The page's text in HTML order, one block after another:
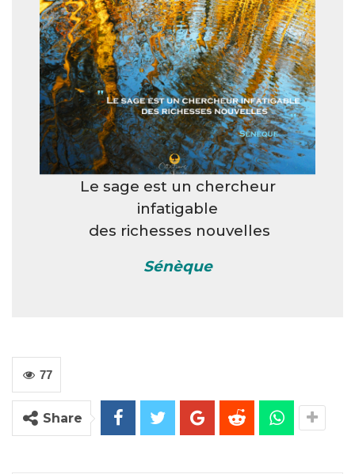
Le sage est un chercheur
infatigable
des richesses nouvelles
Sénèque
77
Share